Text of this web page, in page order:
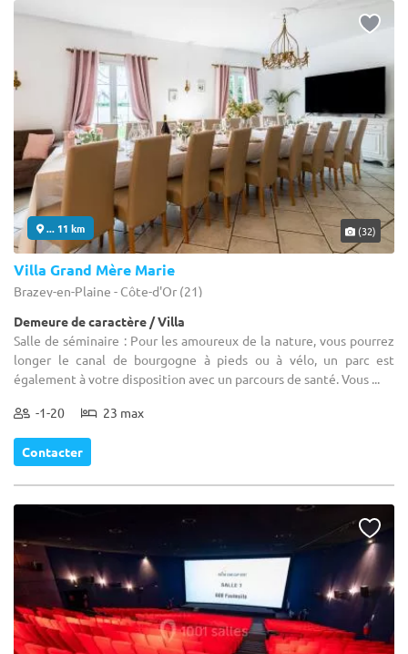
... 11 km (32)
Villa Grand Mère Marie
Brazey-en-Plaine - Côte-d'Or (21)
Demeure de caractère / Villa
Salle de séminaire : Pour les amoureux de la nature, vous pourrez
longer le canal de bourgogne à pieds ou à vélo, un parc est
également à votre disposition avec un parcours de santé. Vous ...
-1-20 23 max
Contacter